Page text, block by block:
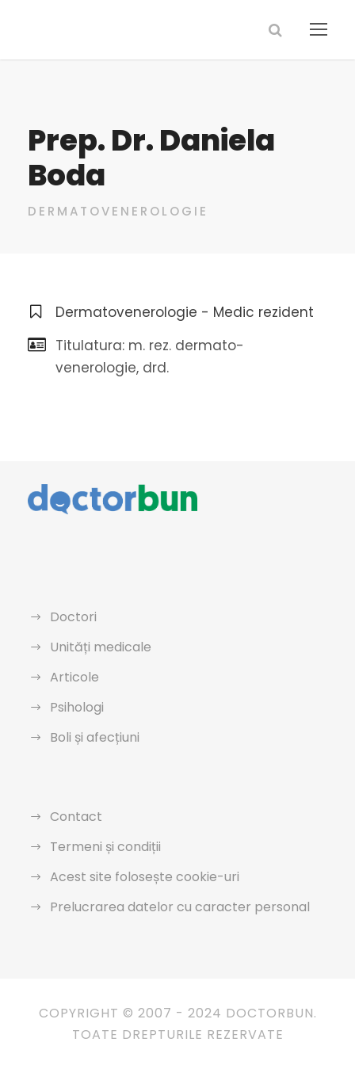
Prep. Dr. Daniela
Boda
DERMATOVENEROLOGIE
Dermatovenerologie - Medic rezident
Titulatura: m. rez. dermato-
venerologie, drd.
Doctori
Unități medicale
Articole
Psihologi
Boli și afecțiuni
Contact
Termeni și condiții
Acest site folosește cookie-uri
Prelucrarea datelor cu caracter personal
COPYRIGHT © 2007 - 2024 DOCTORBUN.
TOATE DREPTURILE REZERVATE